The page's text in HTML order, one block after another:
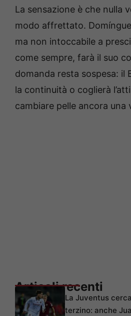
La sensazione è che nulla
modo affrettato.
ma non intoccabile a
come sempre, farà il suo
domanda resta sospesa: il
la continuità o coglierà
cambiare pelle ancora una
Articoli recenti
La Juventus
terzino: anche